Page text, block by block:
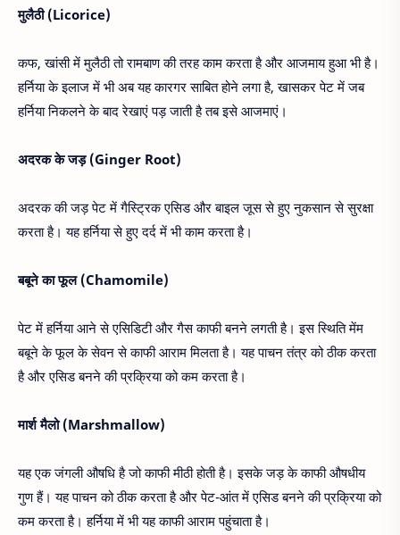
मुलैठी (Licorice)
कफ, खांसी में मुलैठी तो रामबाण की तरह काम करता है और आजमाय हुआ भी है।
हर्निया के इलाज में भी अब यह कारगर साबित होने लगा है, खासकर पेट में जब
हर्निया निकलने के बाद रेखाएं पड़ जाती है तब इसे आजमाएं।
अदरक के जड़ (Ginger Root)
अदरक की जड़ पेट में गैस्ट्रिक एसिड और बाइल जूस से हुए नुकसान से सुरक्षा
करता है। यह हर्निया से हुए दर्द में भी काम करता है।
बबूने का फूल (Chamomile)
पेट में हर्निया आने से एसिडिटी और गैस काफी बनने लगती है। इस स्थिति मेंम
बबूने के फूल के सेवन से काफी आराम मिलता है। यह पाचन तंत्र को ठीक करता
है और एसिड बनने की प्रक्रिया को कम करता है।
मार्श मैलो (Marshmallow)
यह एक जंगली औषधि है जो काफी मीठी होती है। इसके जड़ के काफी औषधीय
गुण हैं। यह पाचन को ठीक करता है और पेट-आंत में एसिड बनने की प्रक्रिया को
कम करता है। हर्निया में भी यह काफी आराम पहुंचाता है।